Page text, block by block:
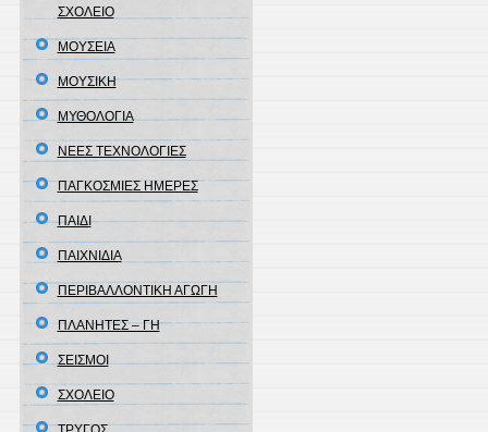
ΣΧΟΛΕΙΟ
ΜΟΥΣΕΙΑ
ΜΟΥΣΙΚΗ
ΜΥΘΟΛΟΓΙΑ
ΝΕΕΣ ΤΕΧΝΟΛΟΓΙΕΣ
ΠΑΓΚΟΣΜΙΕΣ ΗΜΕΡΕΣ
ΠΑΙΔΙ
ΠΑΙΧΝΙΔΙΑ
ΠΕΡΙΒΑΛΛΟΝΤΙΚΗ ΑΓΩΓΗ
ΠΛΑΝΗΤΕΣ – ΓΗ
ΣΕΙΣΜΟΙ
ΣΧΟΛΕΙΟ